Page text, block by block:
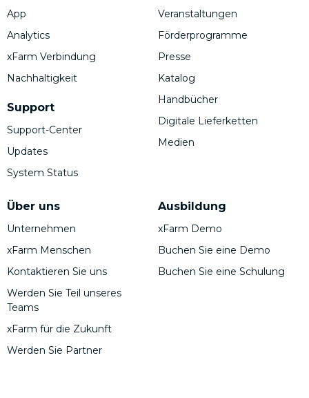
App
Analytics
xFarm Verbindung
Nachhaltigkeit
Support
Support-Center
Updates
System Status
Über uns
Unternehmen
xFarm Menschen
Kontaktieren Sie uns
Werden Sie Teil unseres
Teams
xFarm für die Zukunft
Werden Sie Partner
Veranstaltungen
Förderprogramme
Presse
Katalog
Handbücher
Digitale Lieferketten
Medien
Ausbildung
xFarm Demo
Buchen Sie eine Demo
Buchen Sie eine Schulung